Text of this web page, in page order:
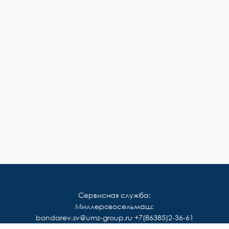
Сервисная служба:
Миллеровосельмаш:
bondarev.sv@umz-group.ru +7(86385)2-36-61